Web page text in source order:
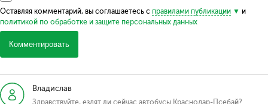
Оставляя комментарий, вы соглашаетесь с правилами публикации
и
политикой по обработке и защите персональных данных
Комментировать
Владислав